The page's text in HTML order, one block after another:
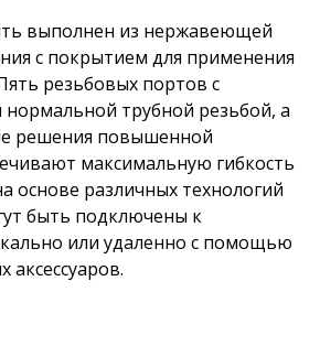
выполнен из нержавеющей
с покрытием для применения
резьбовых портов с
нормальной трубной резьбой, а
решения повышенной
максимальную гибкость
основе различных технологий
быть подключены к
или удаленно с помощью
аксессуаров.